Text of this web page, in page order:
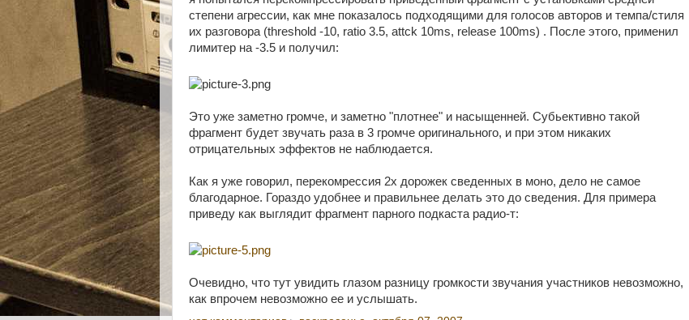
степени агрессии, как мне показалось подходящими для голосов авторов и темпа/стиля
их разговора (threshold -10, ratio 3.5, attck 10ms, release 100ms) . После этого, применил
лимитер на -3.5 и получил:
Это уже заметно громче, и заметно "плотнее" и насыщенней. Субьективно такой
фрагмент будет звучать раза в 3 громче оригинального, и при этом никаких
отрицательных эффектов не наблюдается.
Как я уже говорил, перекомрессия 2х дорожек сведенных в моно, дело не самое
благодарное. Гораздо удобнее и правильнее делать это до сведения. Для примера
приведу как выглядит фрагмент парного подкаста радио-т:
Очевидно, что тут увидить глазом разницу громкости звучания участников невозможно,
как впрочем невозможно ее и услышать.